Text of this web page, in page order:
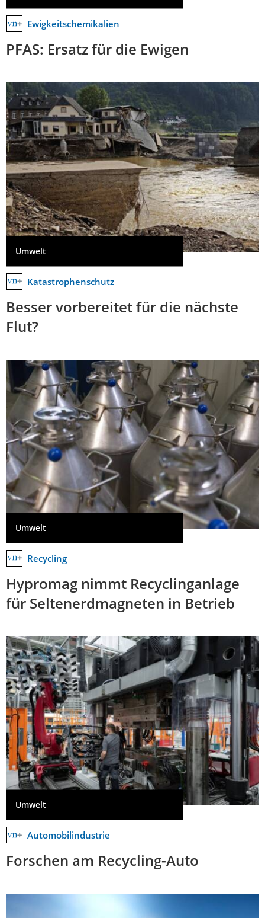
Ewigkeitschemikalien
PFAS: Ersatz für die Ewigen
Umwelt
Katastrophenschutz
Besser vorbereitet für die nächste
Flut?
Umwelt
Recycling
Hypromag nimmt Recyclinganlage
für Seltenerdmagneten in Betrieb
Umwelt
Automobilindustrie
Forschen am Recycling-Auto